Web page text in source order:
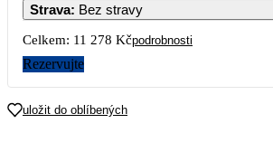
7
5 639
8
5 639
9
5 639
10 11
14
5 639 5 639 5 639
21 22
Strava: Bez stravy
Celkem: 11 278 Kčpodrobnosti
Rezervujte
uložit do oblíbených